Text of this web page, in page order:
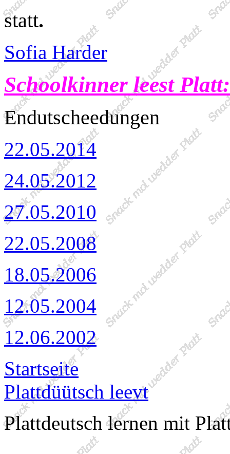
statt.
Sofia Harder
Schoolkinner leest
Endutscheedungen
22.05.2014
24.05.2012
27.05.2010
22.05.2008
18.05.2006
12.05.2004
12.06.2002
Startseite
Plattdüütsch leevt
Plattdeutsch lernen mit